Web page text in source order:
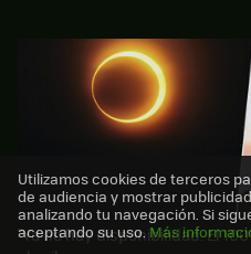
"Ya no hay disponibilidad. El
Utilizamos cookies de terceros
de audiencia y mostrar
analizando tu navegación. Si
aceptando su uso.Más